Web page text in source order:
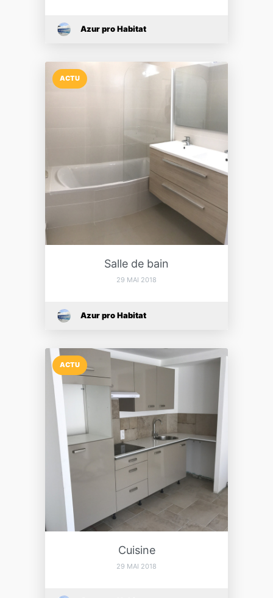
Azur pro Habitat
ACTU
Salle de bain
29 MAI 2018
Azur pro Habitat
ACTU
Cuisine
29 MAI 2018